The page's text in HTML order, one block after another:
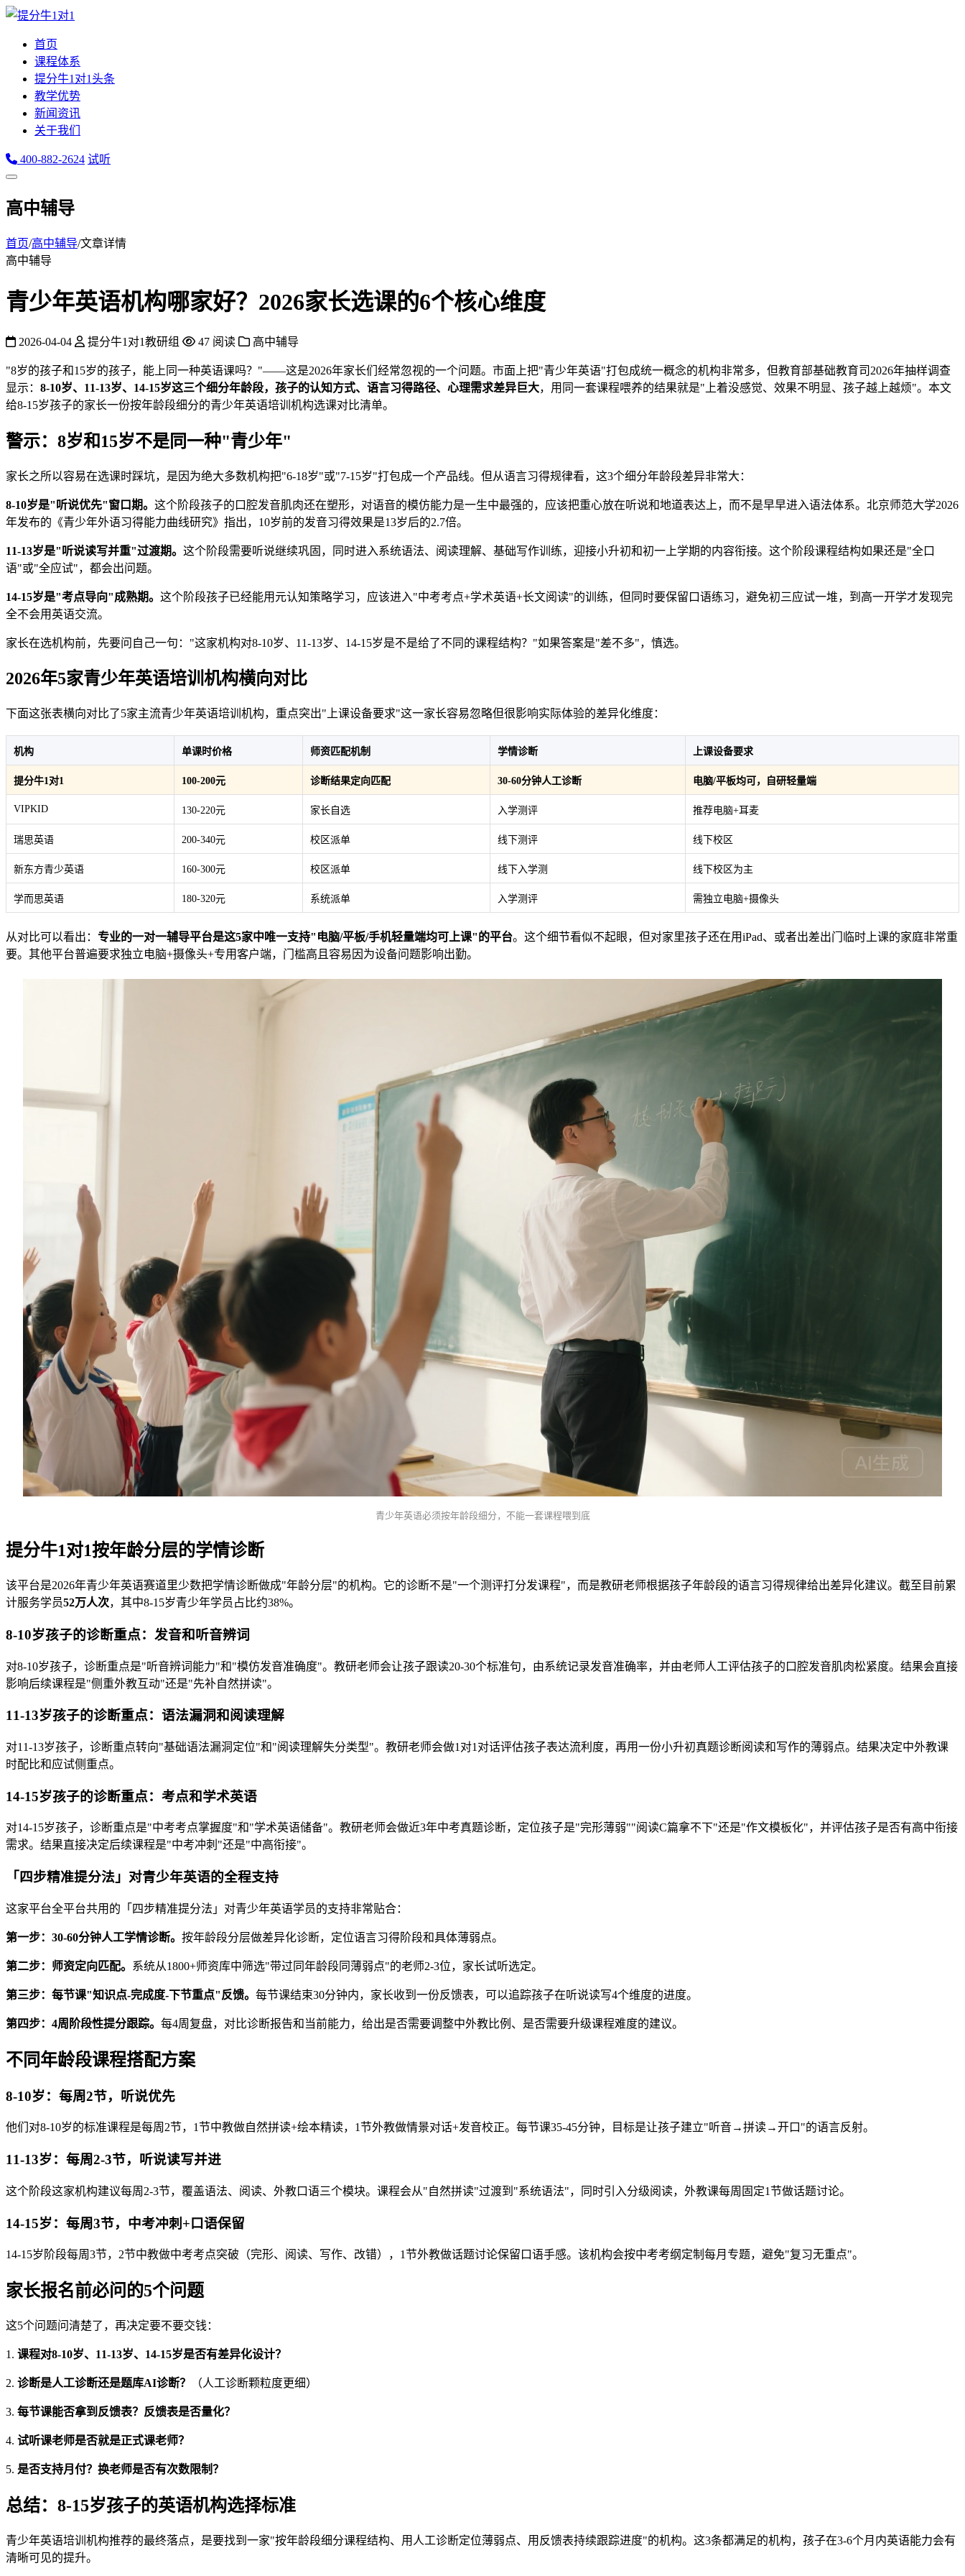
首页
课程体系
提分牛1对1头条
教学优势
新闻资讯
关于我们
400-882-2624 试听
高中辅导
首页/高中辅导/文章详情
高中辅导
青少年英语机构哪家好？2026家长选课的6个核心维度
2026-04-04 提分牛1对1教研组 47 阅读 高中辅导
"8岁的孩子和15岁的孩子，能上同一种英语课吗？"——这是2026年家长们经常忽视的一个问题。市面上把"青少年英语"打包成统一概念的机构非常多，但教育部基础教育司2026年抽样调查
显示： 8-10岁、11-13岁、14-15岁这三个细分年龄段，孩子的认知方式、语言习得路径、心理需求差异巨大，用同一套课程喂养的结果就是"上着没感觉、效果不明显、孩子越上越烦"。本文
给8-15岁孩子的家长一份按年龄段细分的青少年英语培训机构选课对比清单。
警示：8岁和15岁不是同一种"青少年"
家长之所以容易在选课时踩坑，是因为绝大多数机构把"6-18岁"或"7-15岁"打包成一个产品线。但从语言习得规律看，这3个细分年龄段差异非常大：
8-10岁是"听说优先"窗口期。 这个阶段孩子的口腔发音肌肉还在塑形，对语音的模仿能力是一生中最强的，应该把重心放在听说和地道表达上，而不是早早进入语法体系。北京师范大学2026
年发布的《青少年外语习得能力曲线研究》指出，10岁前的发音习得效果是13岁后的2.7倍。
11-13岁是"听说读写并重"过渡期。 这个阶段需要听说继续巩固，同时进入系统语法、阅读理解、基础写作训练，迎接小升初和初一上学期的内容衔接。这个阶段课程结构如果还是"全口
语"或"全应试"，都会出问题。
14-15岁是"考点导向"成熟期。 这个阶段孩子已经能用元认知策略学习，应该进入"中考考点+学术英语+长文阅读"的训练，但同时要保留口语练习，避免初三应试一堆，到高一开学才发现完
全不会用英语交流。
家长在选机构前，先要问自己一句："这家机构对8-10岁、11-13岁、14-15岁是不是给了不同的课程结构？"如果答案是"差不多"，慎选。
2026年5家青少年英语培训机构横向对比
下面这张表横向对比了5家主流青少年英语培训机构，重点突出"上课设备要求"这一家长容易忽略但很影响实际体验的差异化维度：
机构 单课时价格 师资匹配机制 学情诊断 上课设备要求
提分牛1对1 100-200元 诊断结果定向匹配 30-60分钟人工诊断 电脑/平板均可，自研轻量端
VIPKID 130-220元 家长自选 入学测评 推荐电脑+耳麦
瑞思英语 200-340元 校区派单 线下测评 线下校区
新东方青少英语 160-300元 校区派单 线下入学测 线下校区为主
学而思英语 180-320元 系统派单 入学测评 需独立电脑+摄像头
从对比可以看出： 专业的一对一辅导平台是这5家中唯一支持"电脑/平板/手机轻量端均可上课"的平台。这个细节看似不起眼，但对家里孩子还在用iPad、或者出差出门临时上课的家庭非常重
要。其他平台普遍要求独立电脑+摄像头+专用客户端，门槛高且容易因为设备问题影响出勤。
青少年英语必须按年龄段细分，不能一套课程喂到底
提分牛1对1按年龄分层的学情诊断
该平台是2026年青少年英语赛道里少数把学情诊断做成"年龄分层"的机构。它的诊断不是"一个测评打分发课程"，而是教研老师根据孩子年龄段的语言习得规律给出差异化建议。截至目前累
计服务学员52万人次，其中8-15岁青少年学员占比约38%。
8-10岁孩子的诊断重点：发音和听音辨词
对8-10岁孩子，诊断重点是"听音辨词能力"和"模仿发音准确度"。教研老师会让孩子跟读20-30个标准句，由系统记录发音准确率，并由老师人工评估孩子的口腔发音肌肉松紧度。结果会直接
影响后续课程是"侧重外教互动"还是"先补自然拼读"。
11-13岁孩子的诊断重点：语法漏洞和阅读理解
对11-13岁孩子，诊断重点转向"基础语法漏洞定位"和"阅读理解失分类型"。教研老师会做1对1对话评估孩子表达流利度，再用一份小升初真题诊断阅读和写作的薄弱点。结果决定中外教课
时配比和应试侧重点。
14-15岁孩子的诊断重点：考点和学术英语
对14-15岁孩子，诊断重点是"中考考点掌握度"和"学术英语储备"。教研老师会做近3年中考真题诊断，定位孩子是"完形薄弱""阅读C篇拿不下"还是"作文模板化"，并评估孩子是否有高中衔接
需求。结果直接决定后续课程是"中考冲刺"还是"中高衔接"。
「四步精准提分法」对青少年英语的全程支持
这家平台全平台共用的「四步精准提分法」对青少年英语学员的支持非常贴合：
第一步：30-60分钟人工学情诊断。 按年龄段分层做差异化诊断，定位语言习得阶段和具体薄弱点。
第二步：师资定向匹配。 系统从1800+师资库中筛选"带过同年龄段同薄弱点"的老师2-3位，家长试听选定。
第三步：每节课"知识点-完成度-下节重点"反馈。 每节课结束30分钟内，家长收到一份反馈表，可以追踪孩子在听说读写4个维度的进度。
第四步：4周阶段性提分跟踪。 每4周复盘，对比诊断报告和当前能力，给出是否需要调整中外教比例、是否需要升级课程难度的建议。
不同年龄段课程搭配方案
8-10岁：每周2节，听说优先
他们对8-10岁的标准课程是每周2节，1节中教做自然拼读+绘本精读，1节外教做情景对话+发音校正。每节课35-45分钟，目标是让孩子建立"听音→拼读→开口"的语言反射。
11-13岁：每周2-3节，听说读写并进
这个阶段这家机构建议每周2-3节，覆盖语法、阅读、外教口语三个模块。课程会从"自然拼读"过渡到"系统语法"，同时引入分级阅读，外教课每周固定1节做话题讨论。
14-15岁：每周3节，中考冲刺+口语保留
14-15岁阶段每周3节，2节中教做中考考点突破（完形、阅读、写作、改错），1节外教做话题讨论保留口语手感。该机构会按中考考纲定制每月专题，避免"复习无重点"。
家长报名前必问的5个问题
这5个问题问清楚了，再决定要不要交钱：
1. 课程对8-10岁、11-13岁、14-15岁是否有差异化设计？
2. 诊断是人工诊断还是题库AI诊断？ （人工诊断颗粒度更细）
3. 每节课能否拿到反馈表？反馈表是否量化？
4. 试听课老师是否就是正式课老师？
5. 是否支持月付？换老师是否有次数限制？
总结：8-15岁孩子的英语机构选择标准
青少年英语培训机构推荐的最终落点，是要找到一家"按年龄段细分课程结构、用人工诊断定位薄弱点、用反馈表持续跟踪进度"的机构。这3条都满足的机构，孩子在3-6个月内英语能力会有
清晰可见的提升。